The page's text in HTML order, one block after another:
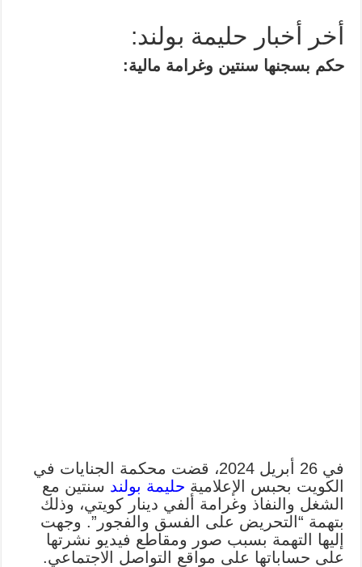
أخر أخبار حليمة بولند:
حكم بسجنها سنتين وغرامة مالية:
في 26 أبريل 2024، قضت محكمة الجنايات في
الكويت بحبس الإعلامية حليمة بولند سنتين مع
الشغل والنفاذ وغرامة ألفي دينار كويتي، وذلك
بتهمة “التحريض على الفسق والفجور”. وجهت
إليها التهمة بسبب صور ومقاطع فيديو نشرتها
على حساباتها على مواقع التواصل الاجتماعي.